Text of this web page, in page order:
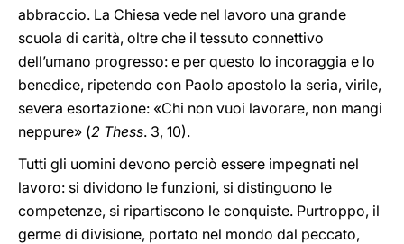
abbraccio. La Chiesa vede nel lavoro una grande
scuola di carità, oltre che il tessuto connettivo
dell’umano progresso: e per questo lo incoraggia e lo
benedice, ripetendo con Paolo apostolo la seria, virile,
severa esortazione: «Chi non vuoi lavorare, non mangi
neppure» (2 Thess. 3, 10).
Tutti gli uomini devono perciò essere impegnati nel
lavoro: si dividono le funzioni, si distinguono le
competenze, si ripartiscono le conquiste. Purtroppo, il
germe di divisione, portato nel mondo dal peccato,